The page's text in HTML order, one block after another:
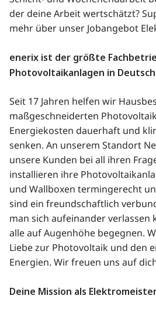
der deine Arbeit wertschätzt?
mehr über unser Jobangebot
enerix ist der größte
Photovoltaikanlagen in
Seit 17 Jahren helfen wir
maßgeschneiderten
Energiekosten dauerhaft und
senken. An unserem Standort
unsere Kunden bei all ihren
installieren ihre
und Wallboxen termingerecht
sind ein freundschaftlich
man sich aufeinander verlassen
alle auf Augenhöhe begegnen.
Liebe zur Photovoltaik und den
Energien. Wir freuen uns auf
Deine Mission als